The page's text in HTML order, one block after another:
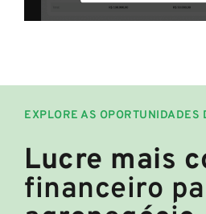
EXPLORE AS OPORTUNIDADES
Lucre mais
financeiro